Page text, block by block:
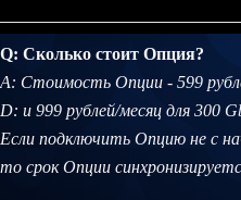
Q: Сколько стоит Опция?
A: Стоимость Опции - 599
D: и 999 рублей/месяц для 300
Если подключить Опцию не с
то срок Опции